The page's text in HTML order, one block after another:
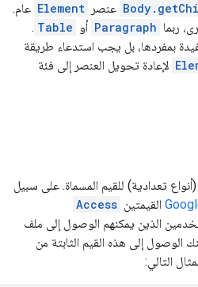
عنصر Element عام.
ربما Paragraph أو Table
.
بمفردها، بل يجب استدعاء طريقة
لإعادة تحويل العنصر إلى فئة
تعدادية) للقيم المسماة. على سبيل
القيمتين Access
الذين يمكنهم الوصول إلى ملف
الوصول إلى هذه القيم الثابتة من
التالي: